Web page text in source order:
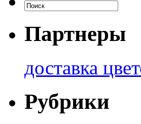
Партнеры
доставка
Рубрики